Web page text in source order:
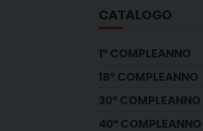
CATALOGO
1° COMPLEANNO
18° COMPLEANNO
30° COMPLEANNO
40° COMPLEANNO